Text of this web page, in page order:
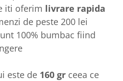
iti oferim livrare rapida
de peste 200 lei
100% bumbac fiind
este de 160 gr ceea ce